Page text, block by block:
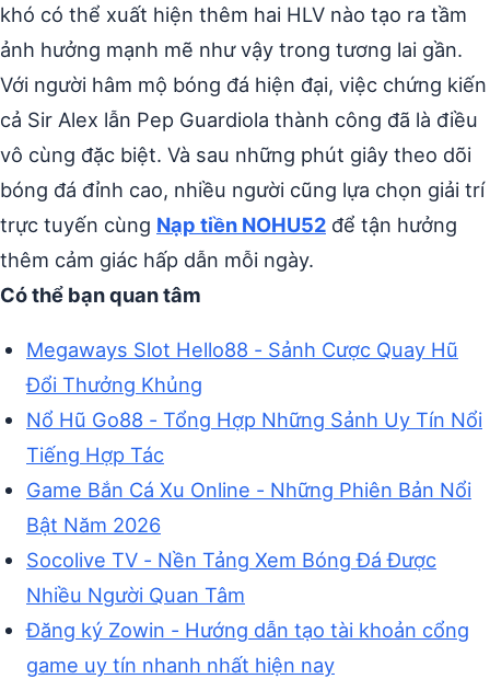
khó có thể xuất hiện thêm hai HLV nào tạo ra tầm
ảnh hưởng mạnh mẽ như vậy trong tương lai gần.
Với người hâm mộ bóng đá hiện đại, việc chứng kiến
cả Sir Alex lẫn Pep Guardiola thành công đã là điều
vô cùng đặc biệt. Và sau những phút giây theo dõi
bóng đá đỉnh cao, nhiều người cũng lựa chọn giải trí
trực tuyến cùng Nạp tiền NOHU52 để tận hưởng
thêm cảm giác hấp dẫn mỗi ngày.
Có thể bạn quan tâm
Megaways Slot Hello88 - Sảnh Cược Quay Hũ
Đổi Thưởng Khủng
Nổ Hũ Go88 - Tổng Hợp Những Sảnh Uy Tín Nổi
Tiếng Hợp Tác
Game Bắn Cá Xu Online - Những Phiên Bản Nổi
Bật Năm 2026
Socolive TV - Nền Tảng Xem Bóng Đá Được
Nhiều Người Quan Tâm
Đăng ký Zowin - Hướng dẫn tạo tài khoản cổng
game uy tín nhanh nhất hiện nay